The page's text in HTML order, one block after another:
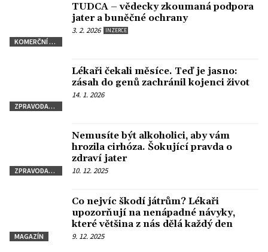
KOMERČNÍ SDĚLENÍ
TUDCA – vědecky zkoumaná podpora
jater a buněčné ochrany
3. 2. 2026 INZERCE
ZPRAVODAJSTVÍ
Lékaři čekali měsíce. Teď je jasno:
zásah do genů zachránil kojenci život
14. 1. 2026
ZPRAVODAJSTVÍ
Nemusíte být alkoholici, aby vám
hrozila cirhóza. Šokující pravda o
zdraví jater
10. 12. 2025
MAGAZÍN
Co nejvíc škodí játrům? Lékaři
upozorňují na nenápadné návyky,
které většina z nás dělá každý den
9. 12. 2025